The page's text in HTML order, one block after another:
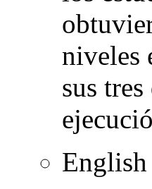
niveles
sus
English